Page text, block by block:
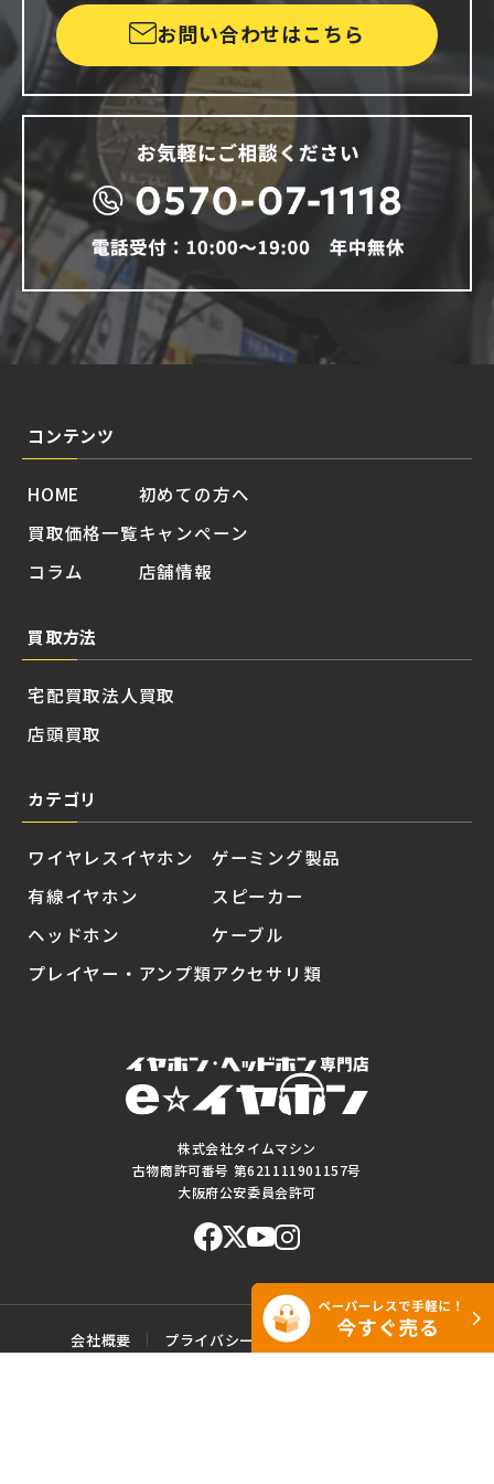
お問い合わせはこちら
株式会社タイムマシン
古物商許可番号 第621111901157号
大阪府公安委員会許可
コンテンツ
HOME
買取価格一覧
コラム
初めての方へ
キャンペーン
店舗情報
買取方法
宅配買取
店頭買取
法人買取
カテゴリ
ワイヤレスイヤホン
有線イヤホン
ヘッドホン
プレイヤー・アンプ類
ゲーミング製品
スピーカー
ケーブル
アクセサリ類
会社概要 プライバシーポリシー
ご利用規約